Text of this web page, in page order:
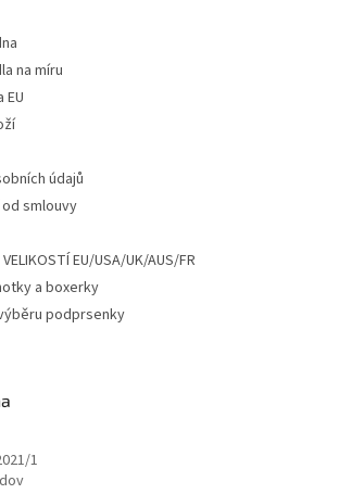
na míru
EU
údajů
smlouvy
VELIKOSTÍ EU/USA/UK/AUS/FR
a boxerky
podprsenky
1